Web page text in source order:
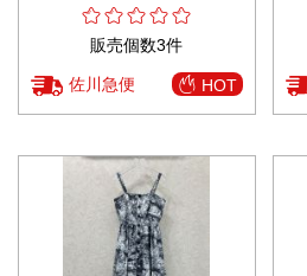
販売個数3件
佐川急便 HOT